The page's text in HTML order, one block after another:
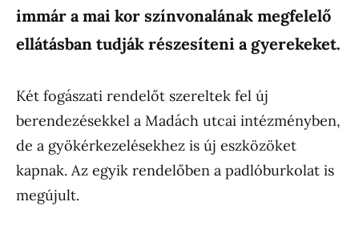
immár a mai kor színvonalának megfelelő
ellátásban tudják részesíteni a gyerekeket.
Két fogászati rendelőt szereltek fel új
berendezésekkel a Madách utcai intézményben,
de a gyökérkezelésekhez is új eszközöket
kapnak. Az egyik rendelőben a padlóburkolat is
megújult.